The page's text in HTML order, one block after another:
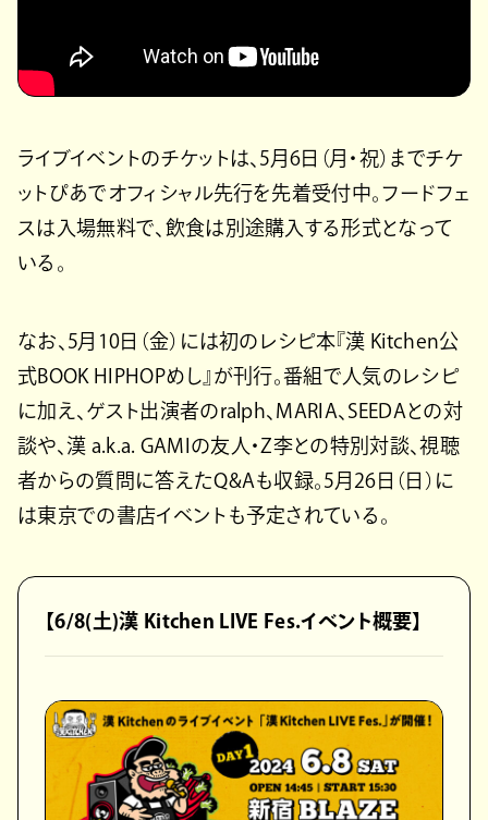
ライブイベントのチケットは、5月6日（月・祝）までチケ
ットぴあでオフィシャル先行を先着受付中。フードフェ
スは入場無料で、飲食は別途購入する形式となって
いる。
なお、5月10日（金）には初のレシピ本『漢 Kitchen公
式BOOK HIPHOPめし』が刊行。番組で人気のレシピ
に加え、ゲスト出演者のralph、MARIA、SEEDAとの対
談や、漢 a.k.a. GAMIの友人・Z李との特別対談、視聴
者からの質問に答えたQ&Aも収録。5月26日（日）に
は東京での書店イベントも予定されている。
【6/8(土)漢 Kitchen LIVE Fes.イベント概要】